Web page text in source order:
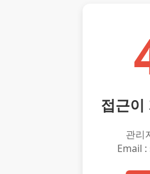
접근이
관리
Email